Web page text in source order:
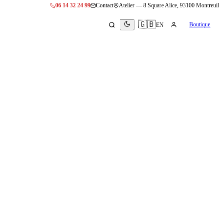
06 14 32 24 99 Contact Atelier — 8 Square Alice, 93100 Montreuil
🇬🇧EN Boutique